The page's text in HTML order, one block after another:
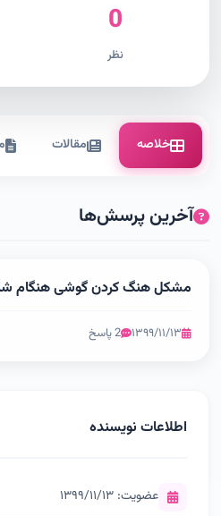
0
نظر
خلاصه مقالات
آخرین پرسش‌ها
مشکل هنگ کردن گوشی هنگام
۱۳۹۹/۱۱/۱۳ 2 پاسخ
اطلاعات نویسنده
عضویت: ۱۳۹۹/۱۱/۱۳